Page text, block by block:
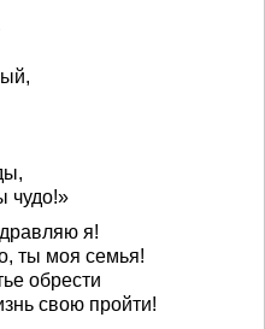
чудо!»
я!
ты моя семья!
обрести
свою пройти!